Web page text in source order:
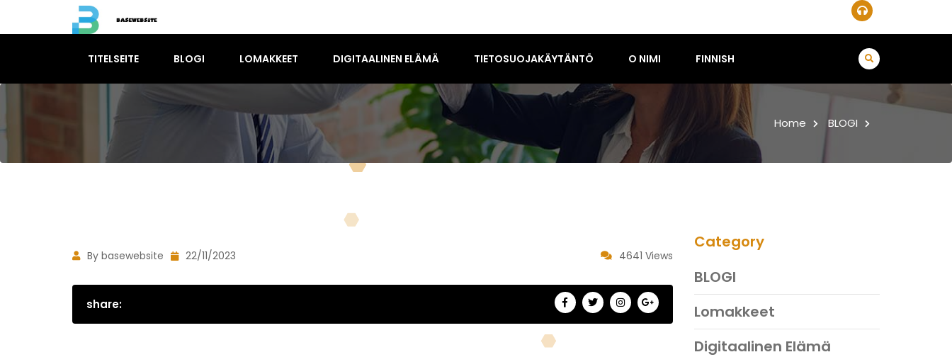
TITELSEITE BLOGI LOMAKKEET DIGITAALINEN ELÄMÄ TIETOSUOJAKÄYTÄNTÖ O NIMI FINNISH
Home BLOGI
By basewebsite 22/11/2023 4641 Views
share:
Category
BLOGI
Lomakkeet
Digitaalinen Elämä